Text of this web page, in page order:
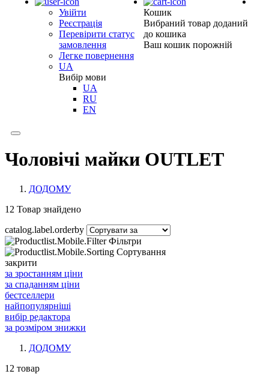
Увійти
Реєстрація
Перевірити статус
замовлення
Легке повернення
UA
Вибір мови
UA
RU
EN
Кошик
Вибраний товар доданий
до кошика
Ваш кошик порожній
Чоловічі майки OUTLET
ДОДОМУ
12 Товар знайдено
catalog.label.orderby
Фільтри
Сортування
закрити
за зростанням ціни
за спаданням ціни
бестселлери
найпопулярніші
вибір редактора
за розміром знижки
ДОДОМУ
12 товар